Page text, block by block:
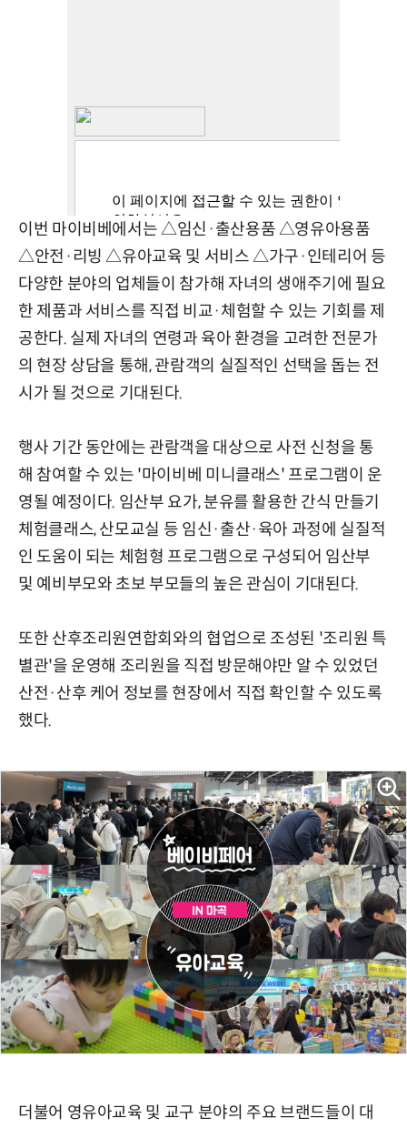
이번 마이비베에서는 △임신·출산용품 △영유아용품
△안전·리빙 △유아교육 및 서비스 △가구·인테리어 등
다양한 분야의 업체들이 참가해 자녀의 생애주기에 필요
한 제품과 서비스를 직접 비교·체험할 수 있는 기회를 제
공한다. 실제 자녀의 연령과 육아 환경을 고려한 전문가
의 현장 상담을 통해, 관람객의 실질적인 선택을 돕는 전
시가 될 것으로 기대된다.
행사 기간 동안에는 관람객을 대상으로 사전 신청을 통
해 참여할 수 있는 '마이비베 미니클래스' 프로그램이 운
영될 예정이다. 임산부 요가, 분유를 활용한 간식 만들기
체험클래스, 산모교실 등 임신·출산·육아 과정에 실질적
인 도움이 되는 체험형 프로그램으로 구성되어 임산부
및 예비부모와 초보 부모들의 높은 관심이 기대된다.
또한 산후조리원연합회와의 협업으로 조성된 '조리원 특
별관'을 운영해 조리원을 직접 방문해야만 알 수 있었던
산전·산후 케어 정보를 현장에서 직접 확인할 수 있도록
했다.
더불어 영유아교육 및 교구 분야의 주요 브랜드들이 대